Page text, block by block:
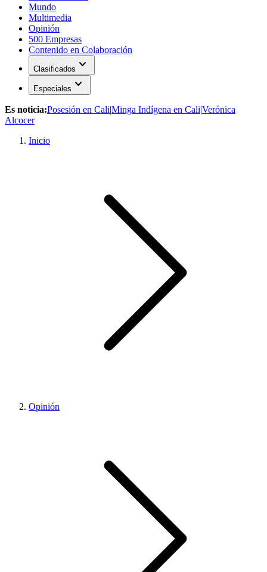
Mundo
Multimedia
Opinión
500 Empresas
Contenido en Colaboración
Clasificados expand_more
Especiales expand_more
Es noticia:Posesión en Cali|Minga Indígena en Cali|Verónica
Alcocer
Inicio
Opinión